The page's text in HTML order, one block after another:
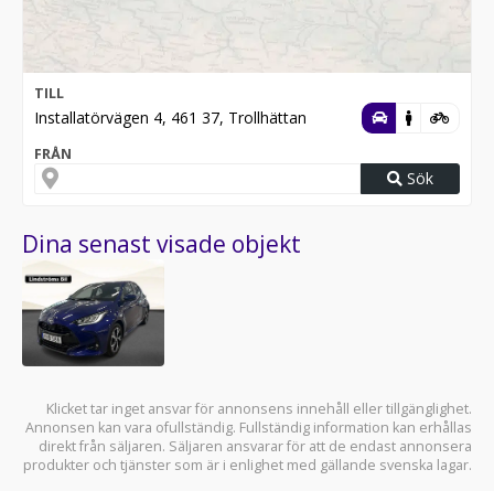
TILL
Installatörvägen 4, 461 37, Trollhättan
FRÅN
Sök
Dina senast visade objekt
Klicket tar inget ansvar för annonsens innehåll eller tillgänglighet.
Annonsen kan vara ofullständig. Fullständig information kan erhållas
direkt från säljaren. Säljaren ansvarar för att de endast annonsera
produkter och tjänster som är i enlighet med gällande svenska lagar.